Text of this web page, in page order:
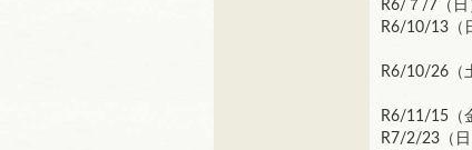
R6/７/7（
R6/10/13（
講師
R6/10/26（
プラッ
R6/11/15
R7/2/23（